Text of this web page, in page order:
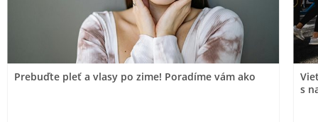
Prebuďte pleť a vlasy po zime! Poradíme vám ako
s